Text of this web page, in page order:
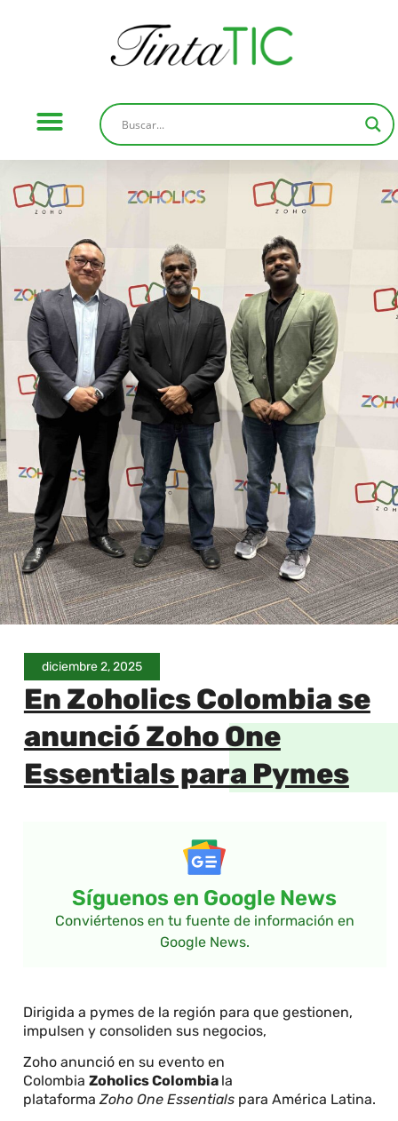
diciembre 2, 2025
En Zoholics Colombia se
anunció Zoho One
Essentials para Pymes
Síguenos en Google News
Conviértenos en tu fuente de información en
Google News.
Dirigida a pymes de la región para que gestionen,
impulsen y consoliden sus negocios,
Zoho anunció en su evento en
ColombiaZoholics Colombia la
plataformaZoho One Essentials para América Latina.